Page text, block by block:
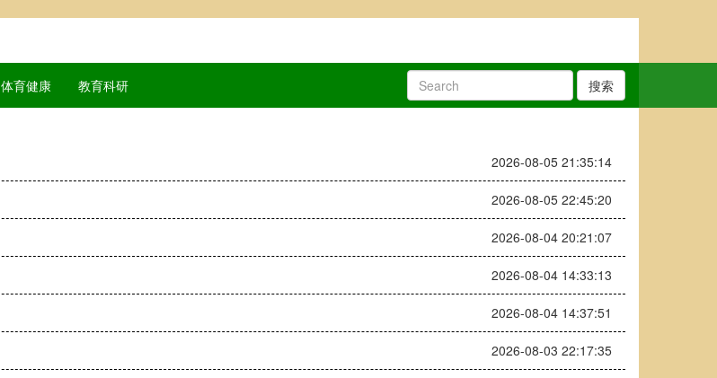
体育健康 教育科研 搜索
2026-08-05 21:35:14
2026-08-05 22:45:20
2026-08-04 20:21:07
2026-08-04 14:33:13
2026-08-04 14:37:51
2026-08-03 22:17:35